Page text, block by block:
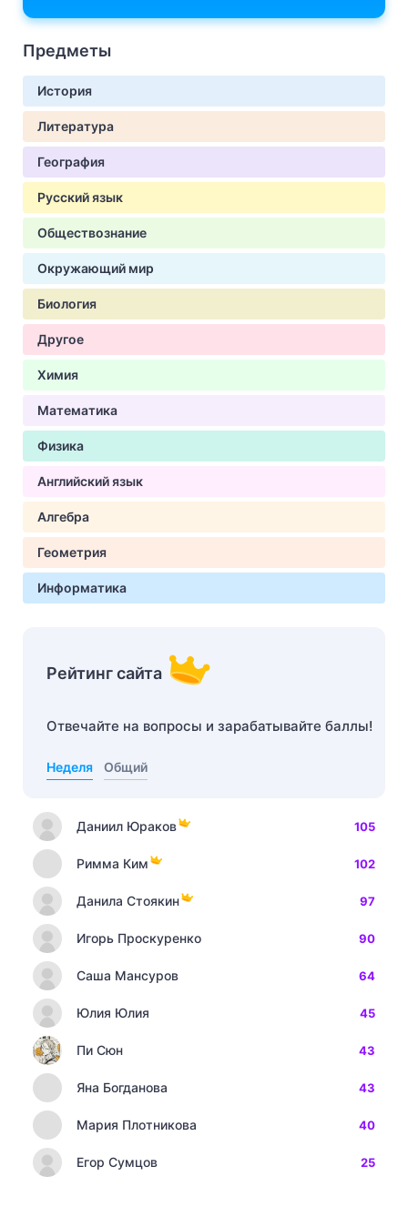
Предметы
История
Литература
География
Русский язык
Обществознание
Окружающий мир
Биология
Другое
Химия
Математика
Физика
Английский язык
Алгебра
Геометрия
Информатика
Рейтинг сайта
Отвечайте на вопросы и зарабатывайте баллы!
Неделя Общий
Даниил Юраков 105
Римма Ким 102
Данила Стоякин 97
Игорь Проскуренко 90
Саша Мансуров 64
Юлия Юлия 45
Пи Сюн 43
Яна Богданова 43
Мария Плотникова 40
Егор Сумцов 25